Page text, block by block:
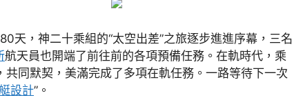
天，神二十乘組的“太空出差”之旅逐步進進序幕，三名
航天員也開端了前往前的各項預備任務。在軌時代，乘
共同默契，美滿完成了多項在軌任務。一路等待下一次
設計”。